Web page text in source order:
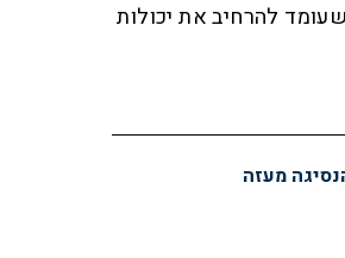
להרחיב את יכולות
מעזה